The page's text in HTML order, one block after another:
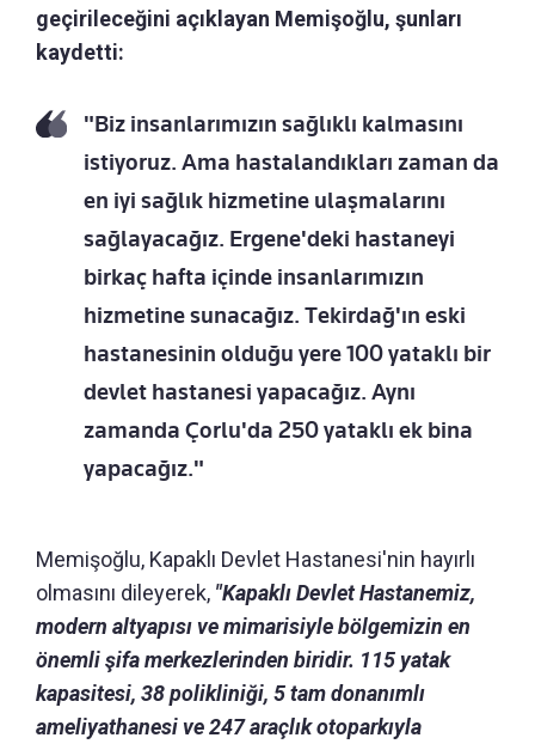
geçirileceğini açıklayan Memişoğlu, şunları
kaydetti:
"Biz insanlarımızın sağlıklı kalmasını
istiyoruz. Ama hastalandıkları zaman da
en iyi sağlık hizmetine ulaşmalarını
sağlayacağız. Ergene'deki hastaneyi
birkaç hafta içinde insanlarımızın
hizmetine sunacağız. Tekirdağ'ın eski
hastanesinin olduğu yere 100 yataklı bir
devlet hastanesi yapacağız. Aynı
zamanda Çorlu'da 250 yataklı ek bina
yapacağız."
Memişoğlu, Kapaklı Devlet Hastanesi'nin hayırlı
olmasını dileyerek, "Kapaklı Devlet Hastanemiz,
modern altyapısı ve mimarisiyle bölgemizin en
önemli şifa merkezlerinden biridir. 115 yatak
kapasitesi, 38 polikliniği, 5 tam donanımlı
ameliyathanesi ve 247 araçlık otoparkıyla